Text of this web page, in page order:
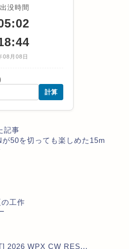
没時間
08月08日
計算
記事
50を切っても楽しめた15m
工作
2026 WPX CW RES...